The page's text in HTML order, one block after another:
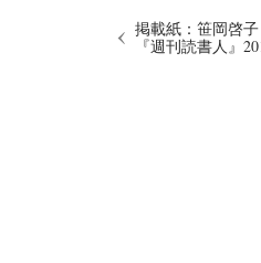
掲載紙：笹岡啓子
『週刊読書人』